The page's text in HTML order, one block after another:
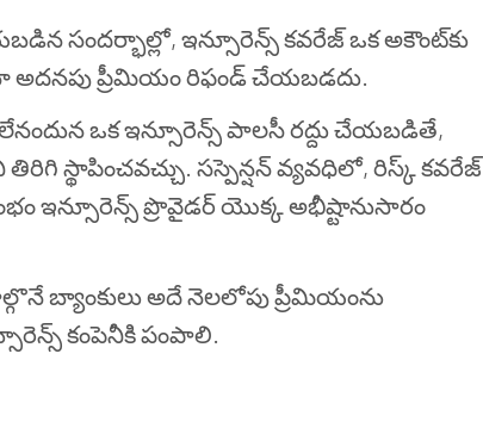
సందర్భాల్లో, ఇన్సూరెన్స్ కవరేజ్ ఒక అకౌంట్‌కు
అదనపు ప్రీమియం రిఫండ్ చేయబడదు.
ఒక ఇన్సూరెన్స్ పాలసీ రద్దు చేయబడితే,
స్థాపించవచ్చు. సస్పెన్షన్ వ్యవధిలో, రిస్క్ కవరేజ్
ఇన్సూరెన్స్ ప్రొవైడర్ యొక్క అభీష్టానుసారం
బ్యాంకులు అదే నెలలోపు ప్రీమియంను
కంపెనీకి పంపాలి.